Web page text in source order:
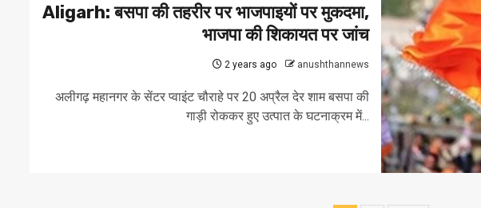
Aligarh: बसपा की तहरीर पर भाजपाइयों पर मुकदमा,
भाजपा की शिकायत पर जांच
2 years ago anushthannews
अलीगढ़ महानगर के सेंटर प्वाइंट चौराहे पर 20 अप्रैल देर शाम बसपा की
गाड़ी रोककर हुए उत्पात के घटनाक्रम में...